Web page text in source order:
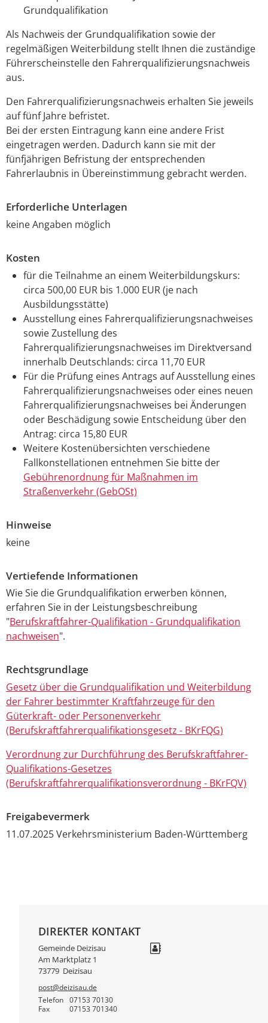
Grundqualifikation
Als Nachweis der Grundqualifikation sowie der
regelmäßigen Weiterbildung stellt Ihnen die zuständige
Führerscheinstelle den Fahrerqualifizierungsnachweis
aus.
Den Fahrerqualifizierungsnachweis erhalten Sie jeweils
auf fünf Jahre befristet.
Bei der ersten Eintragung kann eine andere Frist
eingetragen werden. Dadurch kann sie mit der
fünfjährigen Befristung der entsprechenden
Fahrerlaubnis in Übereinstimmung gebracht werden.
Erforderliche Unterlagen
keine Angaben möglich
Kosten
für die Teilnahme an einem Weiterbildungskurs:
circa 500,00 EUR bis 1.000 EUR (je nach
Ausbildungsstätte)
Ausstellung eines Fahrerqualifizierungsnachweises
sowie Zustellung des
Fahrerqualifizierungsnachweises im Direktversand
innerhalb Deutschlands: circa 11,70 EUR
Für die Prüfung eines Antrags auf Ausstellung eines
Fahrerqualifizierungsnachweises oder eines neuen
Fahrerqualifizierungsnachweises bei Änderungen
oder Beschädigung sowie Entscheidung über den
Antrag: circa 15,80 EUR
Weitere Kostenübersichten verschiedene
Fallkonstellationen entnehmen Sie bitte der
Gebührenordnung für Maßnahmen im
Straßenverkehr (GebOSt)
Hinweise
keine
Vertiefende Informationen
Wie Sie die Grundqualifikation erwerben können,
erfahren Sie in der Leistungsbeschreibung
"Berufskraftfahrer-Qualifikation - Grundqualifikation
nachweisen".
Rechtsgrundlage
Gesetz über die Grundqualifikation und Weiterbildung
der Fahrer bestimmter Kraftfahrzeuge für den
Güterkraft- oder Personenverkehr
(Berufskraftfahrerqualifikationsgesetz - BKrFQG)
Verordnung zur Durchführung des Berufskraftfahrer-
Qualifikations-Gesetzes
(Berufskraftfahrerqualifikationsverordnung - BKrFQV)
Freigabevermerk
11.07.2025Verkehrsministerium Baden-Württemberg
DIREKTER KONTAKT
Gemeinde Deizisau
Am Marktplatz 1
73779 Deizisau
post@deizisau.de
Telefon
07153 70130
Fax 07153 701340